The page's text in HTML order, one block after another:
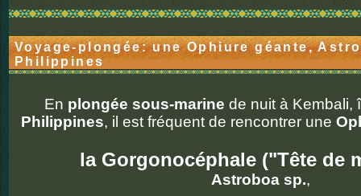
Voyage-plongée: une Ophiure géante,
Philippines
En plongée sous-marine de nuit à Kembali,
Philippines, il est fréquent de rencontrer une
la Gorgonocéphale ("Tête de
Astroboa sp.,